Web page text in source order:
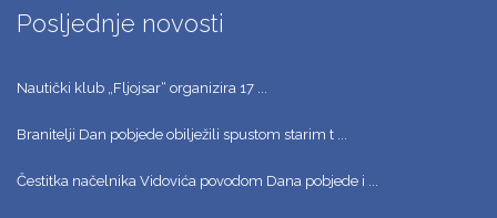
Posljednje novosti
Nautički klub „Fljojsar“ organizira 17 ...
Branitelji Dan pobjede obilježili spustom starim t ...
Čestitka načelnika Vidovića povodom Dana pobjede i ...